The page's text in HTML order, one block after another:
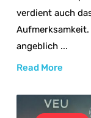
verdient auch
Aufmerksamkeit.
angeblich ...
Read More